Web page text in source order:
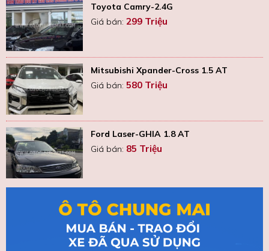
Toyota Camry-2.4G
Giá bán:299 Triệu
Mitsubishi Xpander-Cross 1.5 AT
Giá bán:580 Triệu
Ford Laser-GHIA 1.8 AT
Giá bán: 85 Triệu